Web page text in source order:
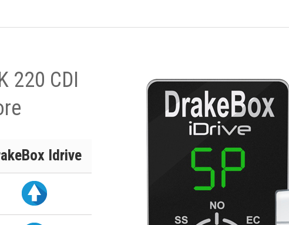
220 CDI
Idrive